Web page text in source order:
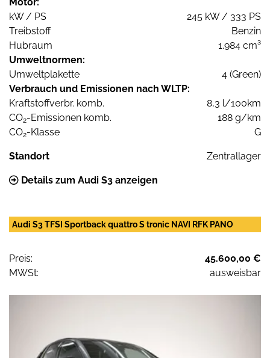
kW / PS
245 kW / 333 PS
Treibstoff
Benzin
Hubraum
1.984 cm³
Umweltnormen:
Umweltplakette
4 (Green)
Verbrauch und Emissionen nach WLTP:
Kraftstoffverbr. komb.
8,3 l/100km
CO2-Emissionen komb.
188 g/km
CO2-Klasse G
Standort Zentrallager
Details zum Audi S3 anzeigen
Audi S3 TFSI Sportback quattro S tronic NAVI RFK PANO
Preis:
45.600,00 €
MWSt:
ausweisbar